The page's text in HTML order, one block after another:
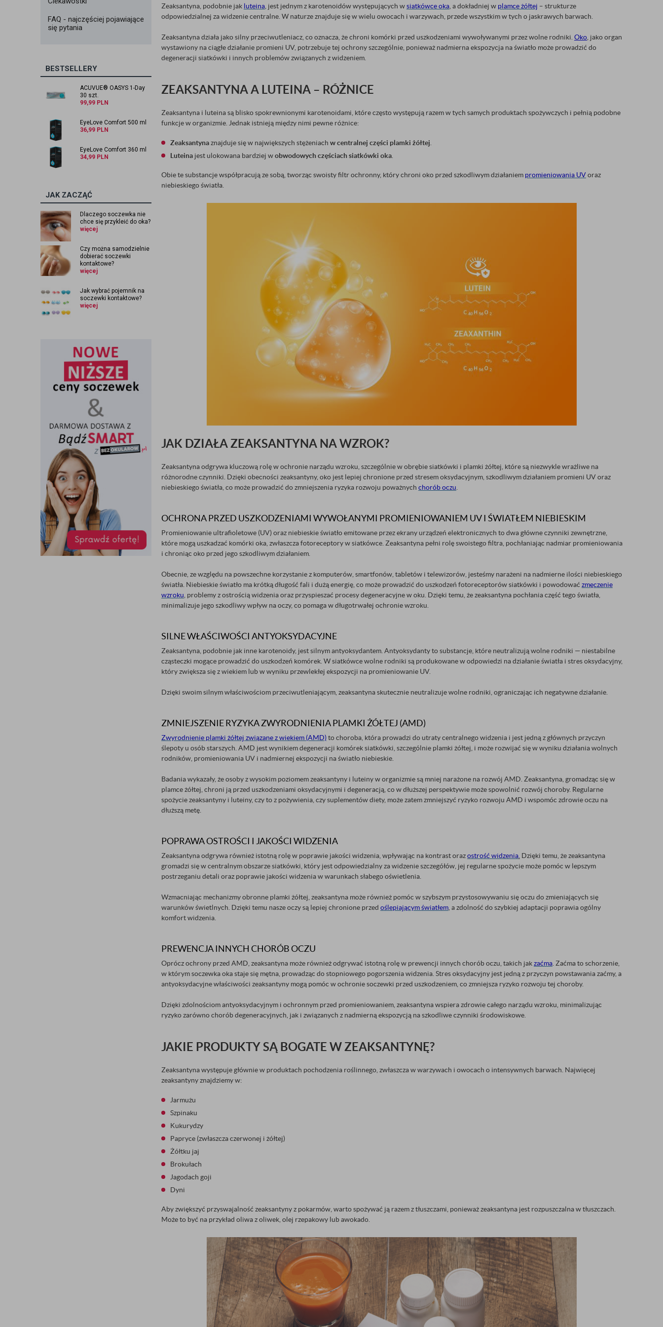
FAQ - najczęściej pojawiające
się pytania
BESTSELLERY
ACUVUE® OASYS 1-Day
30 szt.
99,99 PLN
EyeLove Comfort 500 ml
36,99 PLN
EyeLove Comfort 360 ml
34,99 PLN
JAK ZACZĄĆ
Dlaczego soczewka nie
chce się przykleić do oka?
więcej
Czy można samodzielnie
dobierać soczewki
kontaktowe?
więcej
Jak wybrać pojemnik na
soczewki kontaktowe?
więcej
Zeaksantyna, podobnie jak luteina, jest jednym z karotenoidów występujących wsiatkówce oka, a dokładniej w plamce żółtej – strukturze
odpowiedzialnej za widzenie centralne. W naturze znajduje się w wielu owocach i warzywach, przede wszystkim w tych o jaskrawych barwach.
Zeaksantyna działa jako silny przeciwutleniacz, co oznacza, że chroni komórki przed uszkodzeniami wywoływanymi przez wolne rodniki. Oko, jako organ
wystawiony na ciągłe działanie promieni UV, potrzebuje tej ochrony szczególnie, ponieważ nadmierna ekspozycja na światło może prowadzić do
degeneracji siatkówki i innych problemów związanych z widzeniem.
ZEAKSANTYNA A LUTEINA – RÓŻNICE
Zeaksantyna i luteina są blisko spokrewnionymi karotenoidami, które często występują razem w tych samych produktach spożywczych i pełnią podobne
funkcje w organizmie. Jednak istnieją między nimi pewne różnice:
Zeaksantynaznajduje się w największych stężeniach w centralnej części plamki żółtej
Luteinajest ulokowana bardziej wobwodowych częściach siatkówki oka.
Obie te substancje współpracują ze sobą, tworząc swoisty filtr ochronny, który chroni oko przed szkodliwym działaniem promieniowania UVoraz
niebieskiego światła.
JAK DZIAŁA ZEAKSANTYNA NA WZROK?
Zeaksantyna odgrywa kluczową rolę w ochronie narządu wzroku, szczególnie w obrębie siatkówki i plamki żółtej, które są niezwykle wrażliwe na
różnorodne czynniki. Dzięki obecności zeaksantyny, oko jest lepiej chronione przed stresem oksydacyjnym, szkodliwym działaniem promieni UV oraz
niebieskiego światła, co może prowadzić do zmniejszenia ryzyka rozwoju poważnych chorób oczu
OCHRONA PRZED USZKODZENIAMI WYWOŁANYMI PROMIENIOWANIEM UV I ŚWIATŁEM NIEBIESKIM
Promieniowanie ultrafioletowe (UV) oraz niebieskie światło emitowane przez ekrany urządzeń elektronicznych to dwa główne czynniki zewnętrzne,
które mogą uszkadzać komórki oka, zwłaszcza fotoreceptory w siatkówce. Zeaksantyna pełni rolę swoistego filtra, pochłaniając nadmiar promieniowania
i chroniąc oko przed jego szkodliwym działaniem.
Obecnie, ze względu na powszechne korzystanie z komputerów, smartfonów, tabletów i telewizorów, jesteśmy narażeni na nadmierne ilości niebieskiego
światła. Niebieskie światło ma krótką długość fali i dużą energię, co może prowadzić do uszkodzeń fotoreceptorów siatkówki i powodować zmęczenie
wzroku , problemy z ostrością widzenia oraz przyspieszać procesy degeneracyjne w oku. Dzięki temu, że zeaksantyna pochłania część tego światła,
minimalizuje jego szkodliwy wpływ na oczy, co pomaga w długotrwałej ochronie wzroku.
SILNE WŁAŚCIWOŚCI ANTYOKSYDACYJNE
Zeaksantyna, podobnie jak inne karotenoidy, jest silnym antyoksydantem. Antyoksydanty to substancje, które neutralizują wolne rodniki — niestabilne
cząsteczki mogące prowadzić do uszkodzeń komórek. W siatkówce wolne rodniki są produkowane w odpowiedzi na działanie światła i stres oksydacyjny,
który zwiększa się z wiekiem lub w wyniku przewlekłej ekspozycji na promieniowanie UV.
Dzięki swoim silnym właściwościom przeciwutleniającym, zeaksantyna skutecznie neutralizuje wolne rodniki, ograniczając ich negatywne działanie.
ZMNIEJSZENIE RYZYKA ZWYRODNIENIA PLAMKI ŻÓŁTEJ (AMD)
Zwyrodnienie plamki żółtej związane z wiekiem (AMD)to choroba, która prowadzi do utraty centralnego widzenia i jest jedną z głównych przyczyn
ślepoty u osób starszych. AMD jest wynikiem degeneracji komórek siatkówki, szczególnie plamki żółtej, i może rozwijać się w wyniku działania wolnych
rodników, promieniowania UV i nadmiernej ekspozycji na światło niebieskie.
Badania wykazały, że osoby z wysokim poziomem zeaksantyny i luteiny w organizmie są mniej narażone na rozwój AMD. Zeaksantyna, gromadząc się w
plamce żółtej, chroni ją przed uszkodzeniami oksydacyjnymi i degeneracją, co w dłuższej perspektywie może spowolnić rozwój choroby. Regularne
spożycie zeaksantyny i luteiny, czy to z pożywienia, czy suplementów diety, może zatem zmniejszyć ryzyko rozwoju AMD i wspomóc zdrowie oczu na
dłuższą metę.
POPRAWA OSTROŚCI I JAKOŚCI WIDZENIA
Zeaksantyna odgrywa również istotną rolę w poprawie jakości widzenia, wpływając na kontrast orazostrość widzenia. Dzięki temu, że zeaksantyna
gromadzi się w centralnym obszarze siatkówki, który jest odpowiedzialny za widzenie szczegółów, jej regularne spożycie może pomóc w lepszym
postrzeganiu detali oraz poprawie jakości widzenia w warunkach słabego oświetlenia.
Wzmacniając mechanizmy obronne plamki żółtej, zeaksantyna może również pomóc w szybszym przystosowywaniu się oczu do zmieniających się
warunków świetlnych. Dzięki temu nasze oczy są lepiej chronione przed oślepiającym światłem, a zdolność do szybkiej adaptacji poprawia ogólny
komfort widzenia.
PREWENCJA INNYCH CHORÓB OCZU
Oprócz ochrony przed AMD, zeaksantyna może również odgrywać istotną rolę w prewencji innych chorób oczu, takich jakzaćma. Zaćma to schorzenie,
w którym soczewka oka staje się mętna, prowadząc do stopniowego pogorszenia widzenia. Stres oksydacyjny jest jedną z przyczyn powstawania zaćmy, a
antyoksydacyjne właściwości zeaksantyny mogą pomóc w ochronie soczewki przed uszkodzeniem, co zmniejsza ryzyko rozwoju tej choroby.
Dzięki zdolnościom antyoksydacyjnym i ochronnym przed promieniowaniem, zeaksantyna wspiera zdrowie całego narządu wzroku, minimalizując
ryzyko zarówno chorób degeneracyjnych, jak i związanych z nadmierną ekspozycją na szkodliwe czynniki środowiskowe.
JAKIE PRODUKTY SĄ BOGATE W ZEAKSANTYNĘ?
Zeaksantyna występuje głównie w produktach pochodzenia roślinnego, zwłaszcza w warzywach i owocach o intensywnych barwach. Najwięcej
zeaksantyny znajdziemy w:
Jarmużu
Szpinaku
Kukurydzy
Papryce (zwłaszcza czerwonej i żółtej)
Żółtku jaj
Brokułach
Jagodach goji
Dyni
Aby zwiększyć przyswajalność zeaksantyny z pokarmów, warto spożywać ją razem z tłuszczami, ponieważ zeaksantyna jest rozpuszczalna w tłuszczach.
Może to być na przykład oliwa z oliwek, olej rzepakowy lub awokado.